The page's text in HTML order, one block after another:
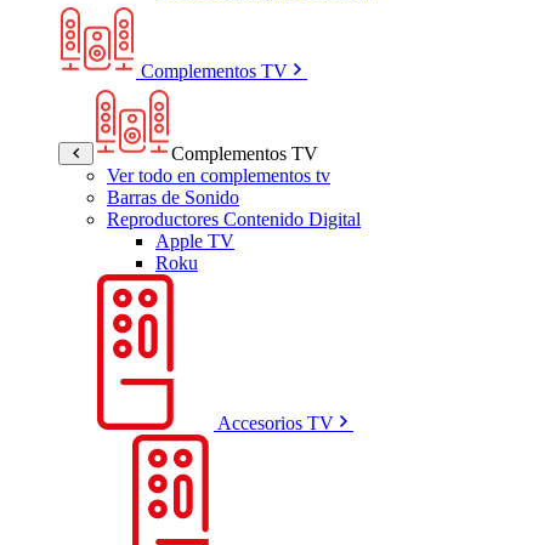
Complementos TV
Complementos TV
Ver todo en complementos tv
Barras de Sonido
Reproductores Contenido Digital
Apple TV
Roku
Accesorios TV